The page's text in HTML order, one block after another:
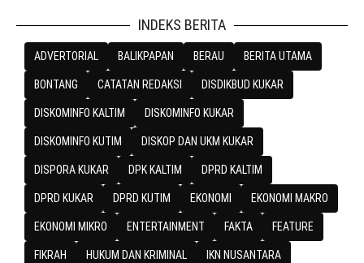
INDEKS BERITA
ADVERTORIAL BALIKPAPAN BERAU BERITA UTAMA
BONTANG CATATAN REDAKSI DISDIKBUD KUKAR
DISKOMINFO KALTIM DISKOMINFO KUKAR
DISKOMINFO KUTIM DISKOP DAN UKM KUKAR
DISPORA KUKAR DPK KALTIM DPRD KALTIM
DPRD KUKAR DPRD KUTIM EKONOMI EKONOMI MAKRO
EKONOMI MIKRO ENTERTAINMENT FAKTA FEATURE
FIKRAH HUKUM DAN KRIMINAL IKN NUSANTARA